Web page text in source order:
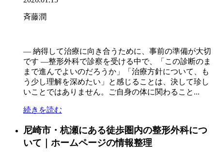
斉藤潤
― 納得して治療に向き合うために、事前の準備が大切
です ―整形外科で診察を受ける中で、「この診断のま
まで進んでよいのだろうか」「治療方針について、も
う少し理解を深めたい」と感じることは、決して珍し
いことではありません。ご自身の体に関わること...
続きを読む
尼崎市・杭瀬にある徒歩圏内の整形外科につ
いて｜ホームページの情報整理